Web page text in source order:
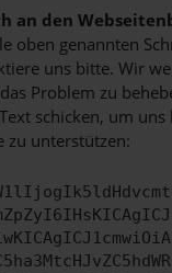
an den
oben genannten
uns bitte. Wir
Problem zu
schicken, um uns
zu unterstützen: